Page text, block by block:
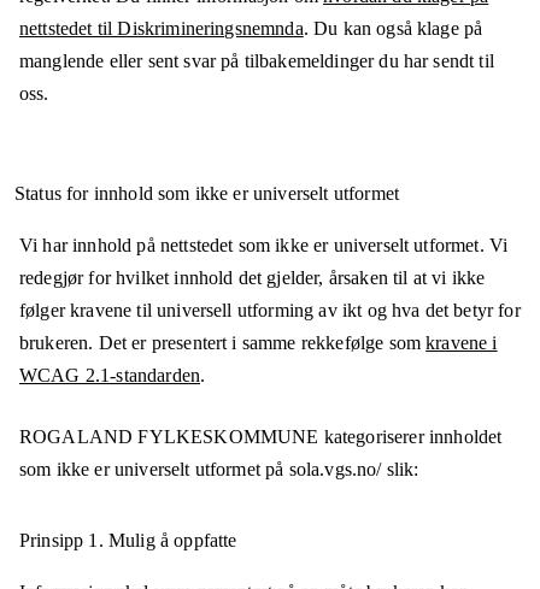
nettstedet til Diskrimineringsnemnda. Du kan også klage på
manglende eller sent svar på tilbakemeldinger du har sendt til
oss.
Status for innhold som ikke er universelt utformet
Vi har innhold på nettstedet som ikke er universelt utformet. Vi
redegjør for hvilket innhold det gjelder, årsaken til at vi ikke
følger kravene til universell utforming av ikt og hva det betyr for
brukeren. Det er presentert i samme rekkefølge somkravene i
WCAG 2.1-standarden.
ROGALAND FYLKESKOMMUNE kategoriserer innholdet
som ikke er universelt utformet på sola.vgs.no/slik:
Prinsipp 1. Mulig å oppfatte